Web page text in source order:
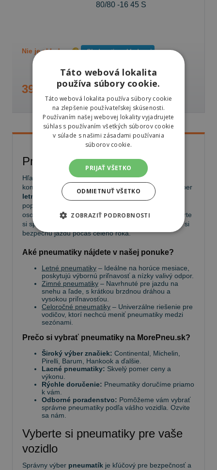
80/80 -16 45 S
Nie je skladom Sledovať naskladnenie
39,21 €
Pneumatiky
Hľadáte kvalitnépneumatikypre bezpečnú a
komfortnú jazdu? Na
MorePneu.sk
nájdete široký výber
letných, zimných a celoročných pneumatík
popredných výrobcov. Ponúkame pneumatiky pre
osobné autá, SUV, dodávky aj úžitkové vozidlá. Vyberte
si spoľahlivé pneumatiky za výhodné ceny a užívajte si
bezpečnú jazdu počas celého roka.
Aké pneumatiky nájdete v našej ponuke?
Letné pneumatiky – Ideálne na horúce mesiace,
poskytujú výbornú priľnavosť a nízky valivý odpor.
Zimné pneumatiky – Navrhnuté pre jazdu na
snehu a ľade, s krátkou brzdnou dráhou a
vysokou priľnavosťou.
Celoročné pneumatiky – Univerzálne riešenie pre
vodičov, ktorí nechcú meniť pneumatiky medzi
sezónami.
Prečo si vybrať pneumatiky na MorePneu.sk?
Široký výber značiek: Continental, Michelin,
Pirelli, Barum, Hankook a ďalšie.
Lacné pneumatiky: Skvelý pomer ceny a
výkonu.
Rýchle doručenie: Pneumatiky doručíme priamo
k vám.
Odborné poradenstvo: Pomôžeme vám vybrať
správne pneumatiky podľa vášho vozidla. Ozvite
sa nám.
Vyberte si pneumatiky pre vaše
vozidlo
Správny výber pneumatík je kľúčový pre bezpečnosť a
Táto webová lokalita
používa súbory cookie.
Táto webová lokalita používa súbory cookie
na zlepšenie používateľskej skúsenosti.
Používaním našej webovej lokality vyjadrujete
súhlas s používaním všetkých súborov cookie
v súlade s našimi zásadami používania
súborov cookie.
PRIJAŤ VŠETKO
ODMIETNUŤ VŠETKO
ZOBRAZIŤ PODROBNOSTI